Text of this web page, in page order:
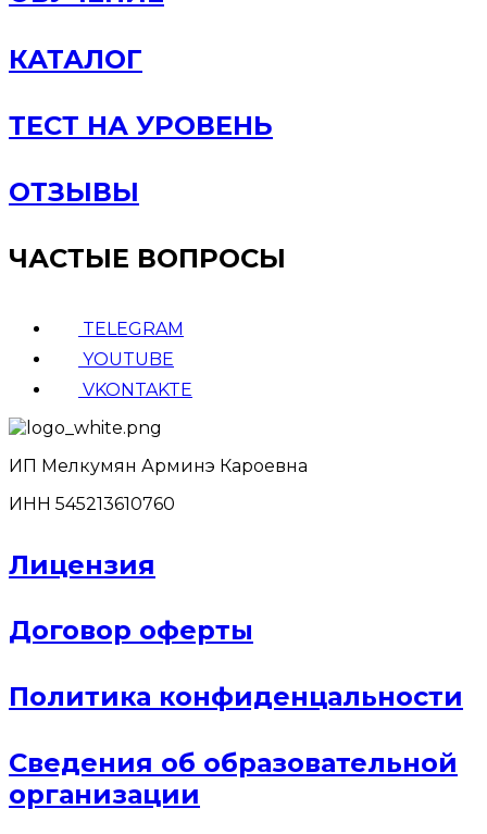
КАТАЛОГ
ТЕСТ НА УРОВЕНЬ
ОТЗЫВЫ
ЧАСТЫЕ ВОПРОСЫ
TELEGRAM
YOUTUBE
VKONTAKTE
ИП Мелкумян Арминэ Кароевна
ИНН 545213610760
Лицензия
Договор оферты
Политика конфиденцальности
Сведения об образовательной
организации